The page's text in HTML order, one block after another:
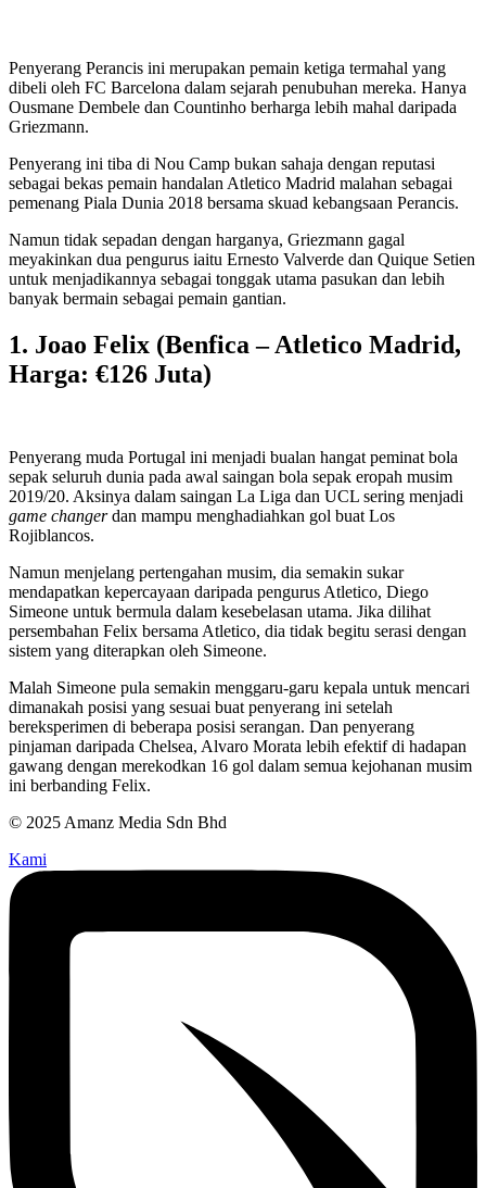
Penyerang Perancis ini merupakan pemain ketiga termahal yang
dibeli oleh FC Barcelona dalam sejarah penubuhan mereka. Hanya
Ousmane Dembele dan Countinho berharga lebih mahal daripada
Griezmann.
Penyerang ini tiba di Nou Camp bukan sahaja dengan reputasi
sebagai bekas pemain handalan Atletico Madrid malahan sebagai
pemenang Piala Dunia 2018 bersama skuad kebangsaan Perancis.
Namun tidak sepadan dengan harganya, Griezmann gagal
meyakinkan dua pengurus iaitu Ernesto Valverde dan Quique Setien
untuk menjadikannya sebagai tonggak utama pasukan dan lebih
banyak bermain sebagai pemain gantian.
1. Joao Felix (Benfica – Atletico Madrid,
Harga: €126 Juta)
Penyerang muda Portugal ini menjadi bualan hangat peminat bola
sepak seluruh dunia pada awal saingan bola sepak eropah musim
2019/20. Aksinya dalam saingan La Liga dan UCL sering menjadi
game changerdan mampu menghadiahkan gol buat Los
Rojiblancos.
Namun menjelang pertengahan musim, dia semakin sukar
mendapatkan kepercayaan daripada pengurus Atletico, Diego
Simeone untuk bermula dalam kesebelasan utama. Jika dilihat
persembahan Felix bersama Atletico, dia tidak begitu serasi dengan
sistem yang diterapkan oleh Simeone.
Malah Simeone pula semakin menggaru-garu kepala untuk mencari
dimanakah posisi yang sesuai buat penyerang ini setelah
bereksperimen di beberapa posisi serangan. Dan penyerang
pinjaman daripada Chelsea, Alvaro Morata lebih efektif di hadapan
gawang dengan merekodkan 16 gol dalam semua kejohanan musim
ini berbanding Felix.
© 2025 Amanz Media Sdn Bhd
Kami